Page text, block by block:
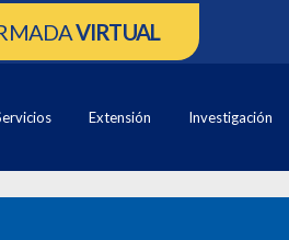
VIRTUAL
Extensión Investigación